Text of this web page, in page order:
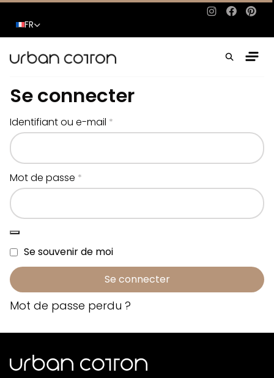
Instagram
FR
Se connecter
Identifiant ou e-mail *
Mot de passe *
Se souvenir de moi
Se connecter
Mot de passe perdu ?